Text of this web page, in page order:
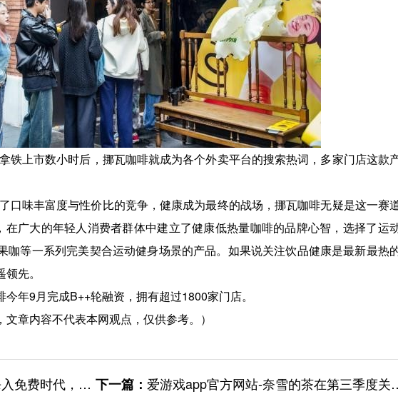
上市数小时后，挪瓦咖啡就成为各个外卖平台的搜索热词，多家门店这款
味丰富度与性价比的竞争，健康成为最终的战场，挪瓦咖啡无疑是这一赛
在广大的年轻人消费者群体中建立了健康低热量咖啡的品牌心智，选择了运
咖等一系列完美契合运动健身场景的产品。如果说关注饮品健康是最新最热
先。
9月完成B++轮融资，拥有超过1800家门店。
内容不代表本网观点，仅供参考。）
市场急需“解毒” 下一篇： 爱游戏app官方网站-奈雪的茶在第三季度关停89间直营门店；全聚德前三季度营收约10.84亿元